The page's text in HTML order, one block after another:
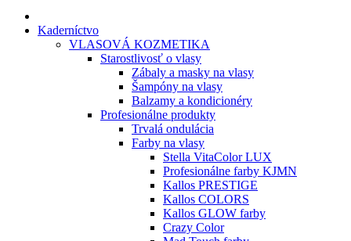
Kaderníctvo
VLASOVÁ KOZMETIKA
Starostlivosť o vlasy
Zábaly a masky na vlasy
Šampóny na vlasy
Balzamy a kondicionéry
Profesionálne produkty
Trvalá ondulácia
Farby na vlasy
Stella VitaColor LUX
Profesionálne farby KJMN
Kallos PRESTIGE
Kallos COLORS
Kallos GLOW farby
Crazy Color